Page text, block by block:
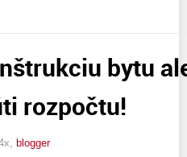
bytu
rozpočtu!
blogger